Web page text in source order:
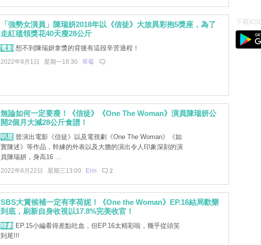
「強勢女演員」陳瑞妍2018年以《信徒》大放異彩抱5獎座，為了
走紅毯領獎花40天瘦28公斤
電影想不到陳瑞妍拿獎的背後有這段辛苦過程！
2022年8月1日 星期一18:30 草莓
無論如何一定要瘦！《信徒》《One The Woman》演員陳瑞妍公
開2個月大減28公斤食譜！
明星曾演出電影《信徒》以及電視劇《One The Woman》《如
實陳述》等作品，幹練的外表以及大膽的演出令人印象深刻的演
員陳瑞妍，身高16 ...
2022年6月22日 星期三13:00 Erin 2
SBS大賞候補一定有李荷妮！《One the Woman》EP.16結局歡樂
到底，刷新自身收視以17.8%完美收官！
韓劇 EP.15小編看得差點吐血，但EP.16太精彩啦，幾乎從頭笑
到尾!!!
下載